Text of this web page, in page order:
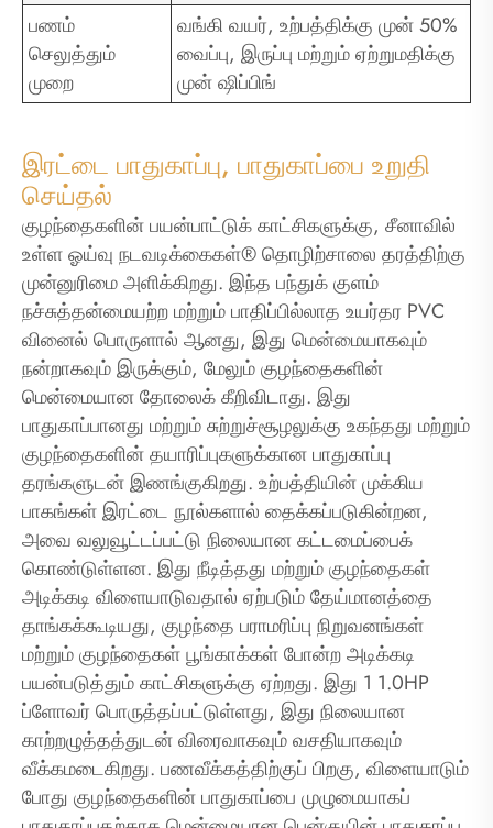
பணம்
செலுத்தும்
முறை
வங்கி வயர், உற்பத்திக்கு முன் 50%
வைப்பு, இருப்பு மற்றும் ஏற்றுமதிக்கு
முன் ஷிப்பிங்
இரட்டை பாதுகாப்பு, பாதுகாப்பை உறுதி
செய்தல்
குழந்தைகளின் பயன்பாட்டுக் காட்சிகளுக்கு, சீனாவில்
உள்ள ஓய்வு நடவடிக்கைகள்® தொழிற்சாலை தரத்திற்கு
முன்னுரிமை அளிக்கிறது. இந்த பந்துக் குளம்
நச்சுத்தன்மையற்ற மற்றும் பாதிப்பில்லாத உயர்தர PVC
வினைல் பொருளால் ஆனது, இது மென்மையாகவும்
நன்றாகவும் இருக்கும், மேலும் குழந்தைகளின்
மென்மையான தோலைக் கீறிவிடாது. இது
பாதுகாப்பானது மற்றும் சுற்றுச்சூழலுக்கு உகந்தது மற்றும்
குழந்தைகளின் தயாரிப்புகளுக்கான பாதுகாப்பு
தரங்களுடன் இணங்குகிறது. உற்பத்தியின் முக்கிய
பாகங்கள் இரட்டை நூல்களால் தைக்கப்படுகின்றன,
அவை வலுவூட்டப்பட்டு நிலையான கட்டமைப்பைக்
கொண்டுள்ளன. இது நீடித்தது மற்றும் குழந்தைகள்
அடிக்கடி விளையாடுவதால் ஏற்படும் தேய்மானத்தை
தாங்கக்கூடியது, குழந்தை பராமரிப்பு நிறுவனங்கள்
மற்றும் குழந்தைகள் பூங்காக்கள் போன்ற அடிக்கடி
பயன்படுத்தும் காட்சிகளுக்கு ஏற்றது. இது 1 1.0HP
ப்ளோவர் பொருத்தப்பட்டுள்ளது, இது நிலையான
காற்றழுத்தத்துடன் விரைவாகவும் வசதியாகவும்
வீக்கமடைகிறது. பணவீக்கத்திற்குப் பிறகு, விளையாடும்
போது குழந்தைகளின் பாதுகாப்பை முழுமையாகப்